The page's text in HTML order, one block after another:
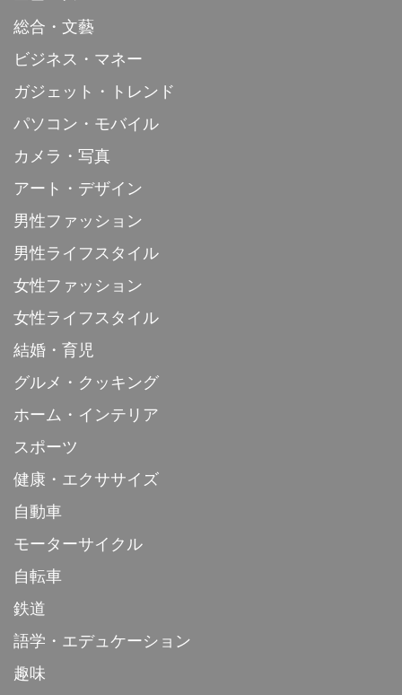
総合・文藝
ビジネス・マネー
ガジェット・トレンド
パソコン・モバイル
カメラ・写真
アート・デザイン
男性ファッション
男性ライフスタイル
女性ファッション
女性ライフスタイル
結婚・育児
グルメ・クッキング
ホーム・インテリア
スポーツ
健康・エクササイズ
自動車
モーターサイクル
自転車
鉄道
語学・エデュケーション
趣味